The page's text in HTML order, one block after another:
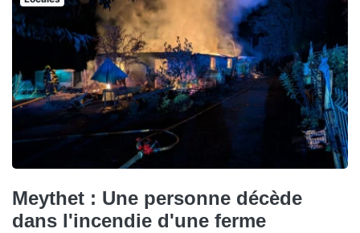
Meythet : Une personne décède
dans l'incendie d'une ferme